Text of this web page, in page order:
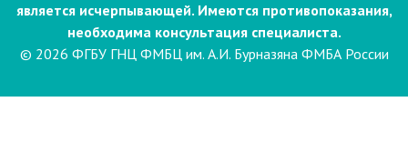
является исчерпывающей. Имеются противопоказания,
необходима консультация специалиста.
© 2026 ФГБУ ГНЦ ФМБЦ им. А.И. Бурназяна ФМБА России